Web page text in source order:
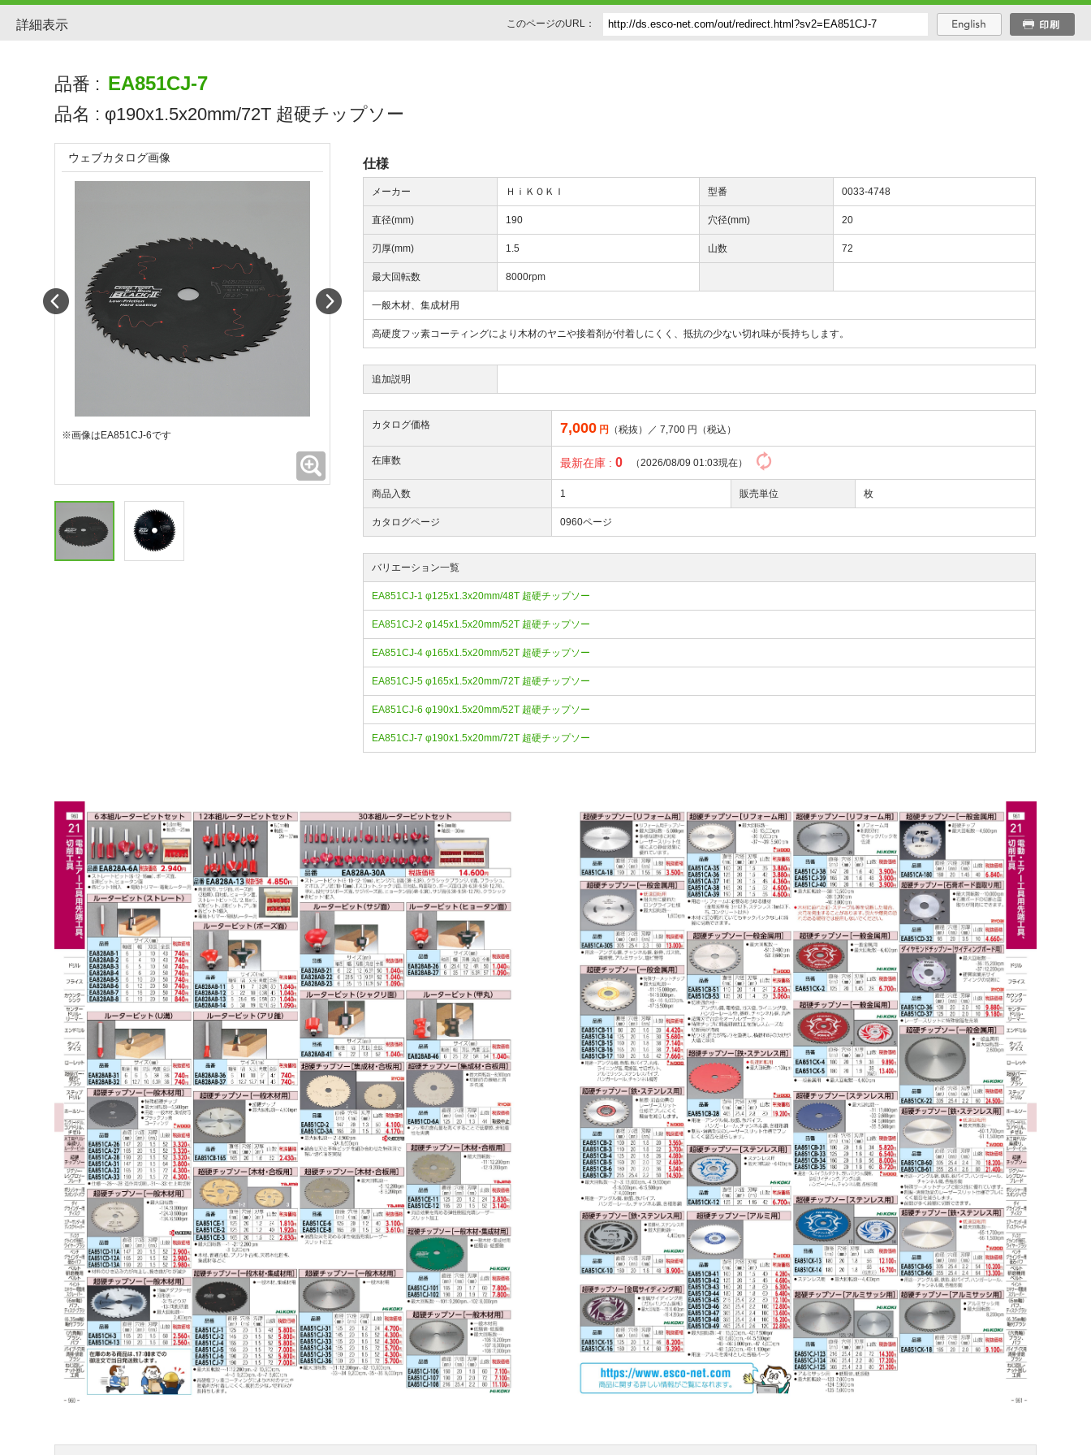
詳細表示 このページのURL：
品番 : EA851CJ-7
品名 : φ190x1.5x20mm/72T 超硬チップソー
仕様
メーカー ＨｉＫＯＫＩ 型番 0033-4748
直径(mm) 190 穴径(mm) 20
刃厚(mm) 1.5 山数 72
最大回転数 8000rpm
一般木材、集成材用
高硬度フッ素コーティングにより木材のヤニや接着剤が付着しにくく、抵抗の少ない切れ味が長持ちします。
追加説明
カタログ価格 7,000 円 （税抜）／7,700 円（税込）
在庫数 最新在庫 :0 （2026/08/09 01:03現在）
商品入数 1 販売単位 枚
カタログページ 0960ページ
バリエーション一覧
EA851CJ-1 φ125x1.3x20mm/48T 超硬チップソー
EA851CJ-2 φ145x1.5x20mm/52T 超硬チップソー
EA851CJ-4 φ165x1.5x20mm/52T 超硬チップソー
EA851CJ-5 φ165x1.5x20mm/72T 超硬チップソー
EA851CJ-6 φ190x1.5x20mm/52T 超硬チップソー
EA851CJ-7 φ190x1.5x20mm/72T 超硬チップソー
ウェブカタログ画像
※画像はEA851CJ-6です
Prev